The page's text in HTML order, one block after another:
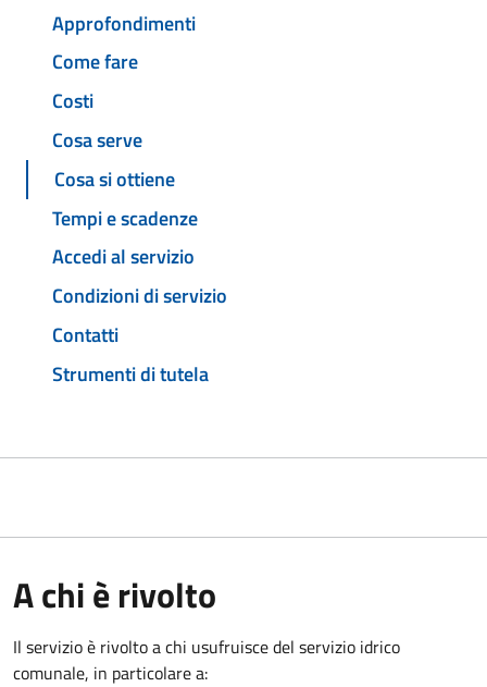
Approfondimenti
Come fare
Costi
Cosa serve
Cosa si ottiene
Tempi e scadenze
Accedi al servizio
Condizioni di servizio
Contatti
Strumenti di tutela
A chi è rivolto
Il servizio è rivolto a chi usufruisce del servizio idrico
comunale, in particolare a: